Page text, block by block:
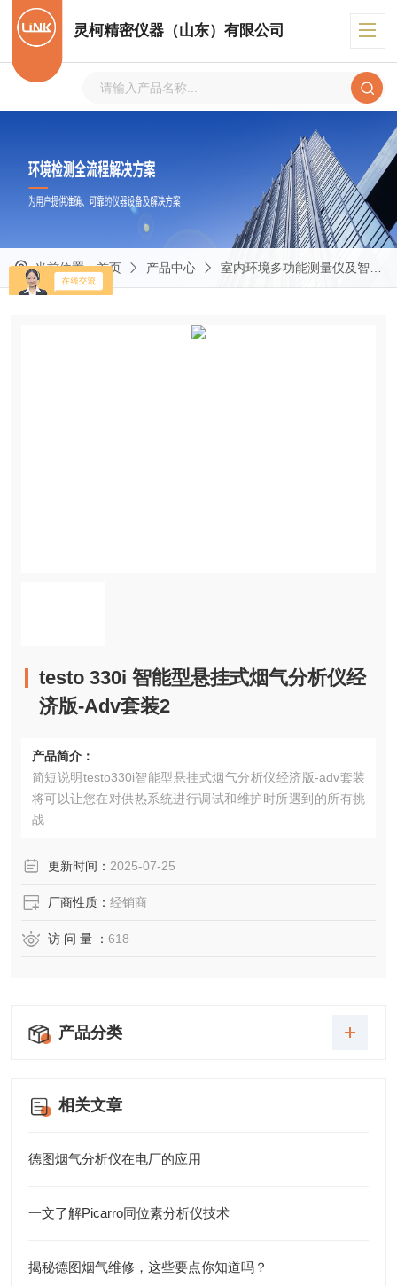
灵柯精密仪器（山东）有限公司
当前位置：首页 产品中心 室内环境多功能测量仪及智能检测方案
testo 330i 智能型悬挂式烟气分析仪经
济版-Adv套装2
产品简介：
简短说明testo330i智能型悬挂式烟气分析仪经济版-adv套装
将可以让您在对供热系统进行调试和维护时所遇到的所有挑
战
更新时间： 2025-07-25
厂商性质： 经销商
访 问 量 ： 618
产品分类
相关文章
德图烟气分析仪在电厂的应用
一文了解Picarro同位素分析仪技术
揭秘德图烟气维修，这些要点你知道吗？